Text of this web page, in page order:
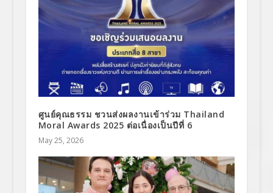
ศูนย์คุณธรรม ชวนส่งผลงานเข้าร่วม Thailand
Moral Awards 2025 ต่อเนื่องเป็นปีที่ 6
May 25, 2026